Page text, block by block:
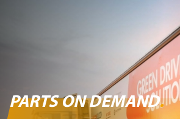
PARTS ON DEMAND.